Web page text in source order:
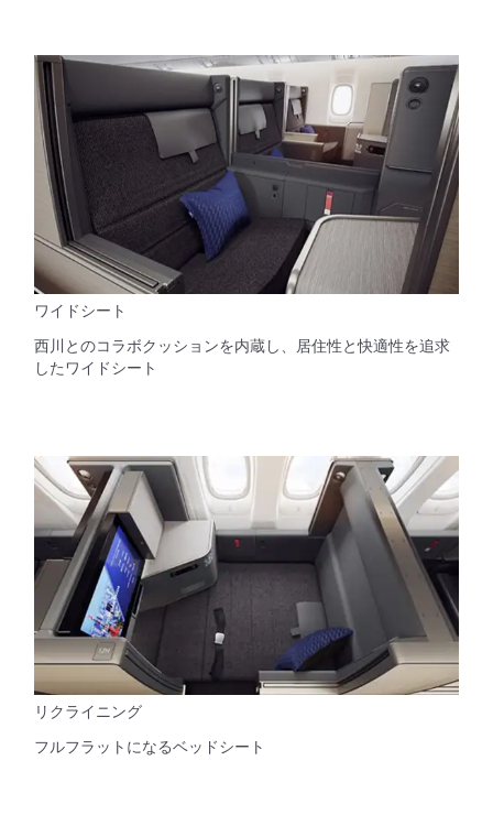
ワイドシート
西川とのコラボクッションを内蔵し、居住性と快適性を追求
したワイドシート
リクライニング
フルフラットになるベッドシート